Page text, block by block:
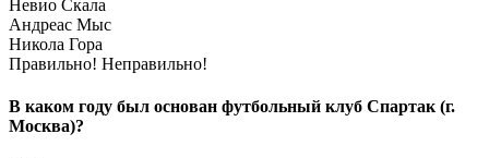
Невио Скала
Андреас Мыс
Никола Гора
Правильно! Неправильно!
В каком году был основан футбольный клуб Спартак (г.
Москва)?